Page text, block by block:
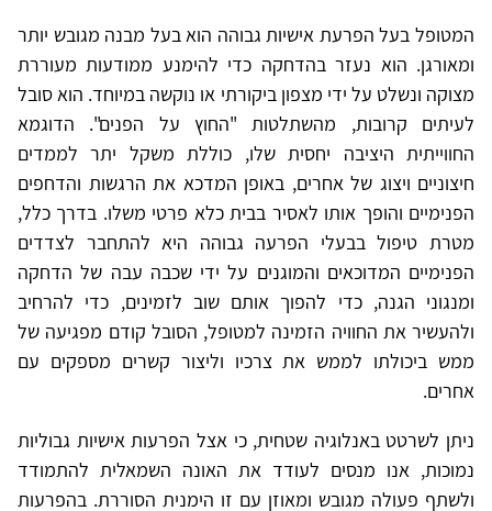
המטופל בעל הפרעת אישיות גבוהה הוא בעל מבנה מגובש יותר
ומאורגן. הוא נעזר בהדחקה כדי להימנע ממודעות מעוררת
מצוקה ונשלט על ידי מצפון ביקורתי או נוקשה במיוחד. הוא סובל
לעיתים קרובות, מהשתלטות "החוץ על הפנים". הדוגמא
החווייתית היציבה יחסית שלו, כוללת משקל יתר לממדים
חיצוניים ויצוג של אחרים, באופן המדכא את הרגשות והדחפים
הפנימיים והופך אותו לאסיר בבית כלא פרטי משלו. בדרך כלל,
מטרת טיפול בבעלי הפרעה גבוהה היא להתחבר לצדדים
הפנימיים המדוכאים והמוגנים על ידי שכבה עבה של הדחקה
ומנגוני הגנה, כדי להפוך אותם שוב לזמינים, כדי להרחיב
ולהעשיר את החוויה הזמינה למטופל, הסובל קודם מפגיעה של
ממש ביכולתו לממש את צרכיו וליצור קשרים מספקים עם
אחרים.
ניתן לשרטט באנלוגיה שטחית, כי אצל הפרעות אישיות גבוליות
נמוכות, אנו מנסים לעודד את האונה השמאלית להתמודד
ולשתף פעולה מגובש ומאוזן עם זו הימנית הסוררת. בהפרעות